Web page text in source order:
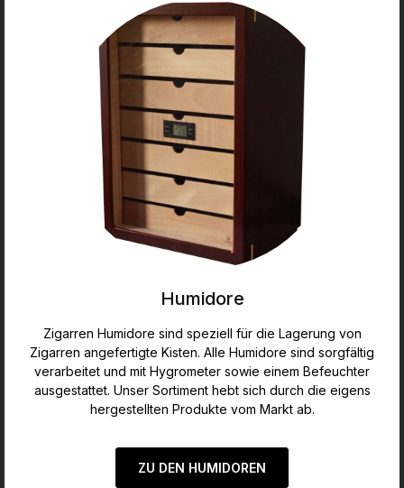
Humidore
Zigarren Humidore sind speziell für die Lagerung von
Zigarren angefertigte Kisten. Alle Humidore sind sorgfältig
verarbeitet und mit Hygrometer sowie einem Befeuchter
ausgestattet. Unser Sortiment hebt sich durch die eigens
hergestellten Produkte vom Markt ab.
ZU DEN HUMIDOREN